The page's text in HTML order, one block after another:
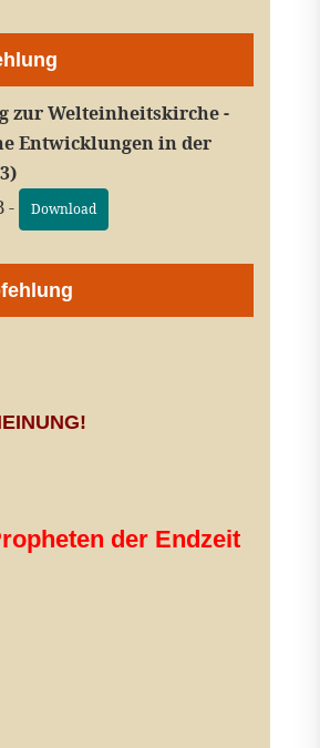
zur Welteinheitskirche -
Entwicklungen in der
-
Download
der Endzeit